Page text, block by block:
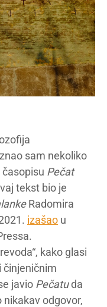
sam nekoliko
Pečat
tekst bio je
Radomira
izašao u
kako glasi
činjeničnim
javio Pečatuda
odgovor,